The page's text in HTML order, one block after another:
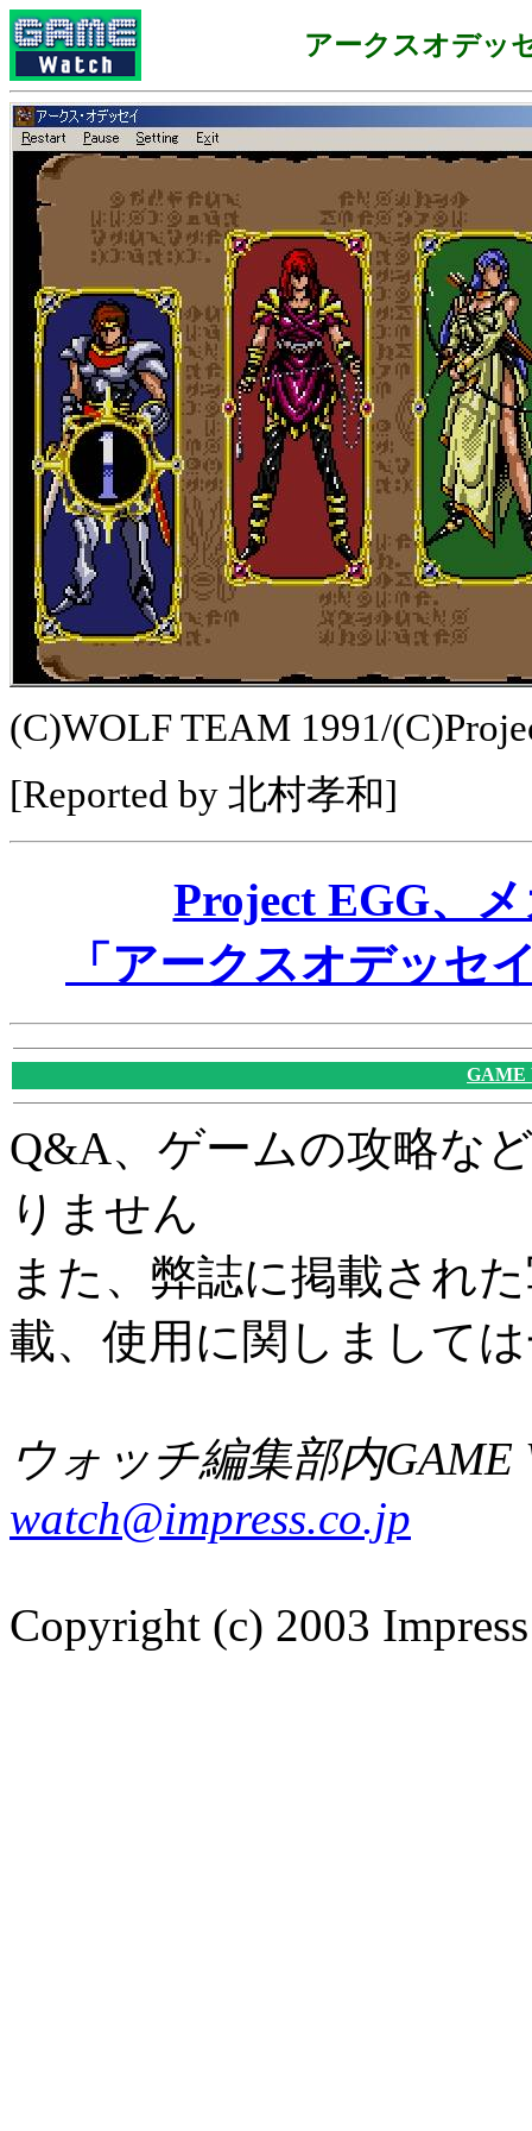
アークスオデッ
(C)WOLF TEAM 1991/
[Reported by 北村孝和]
Project EGG、
「アークスオデッセ
GAME
Q&A、ゲームの攻略な
りません
また、弊誌に掲載され
載、使用に関しまして
ウォッチ編集部内GAME
watch@impress.co.jp
Copyright (c) 2003